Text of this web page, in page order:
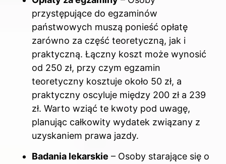
przystępujące do egzaminów
państwowych muszą ponieść opłatę
zarówno za część teoretyczną, jak i
praktyczną. Łączny koszt może wynosić
od 250 zł, przy czym egzamin
teoretyczny kosztuje około 50 zł, a
praktyczny oscyluje między 200 zł a 239
zł. Warto wziąć te kwoty pod uwagę,
planując całkowity wydatek związany z
uzyskaniem prawa jazdy.
Badania lekarskie – Osoby starające się o